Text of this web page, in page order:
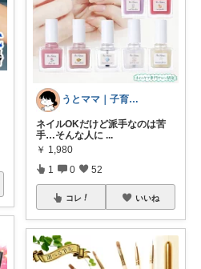
うとママ｜子育て主婦セレクト 🧺
ネイルOKだけど派手なのは苦
手…そんな人に ...
￥ 1,980
1 0 52
コレ いいね